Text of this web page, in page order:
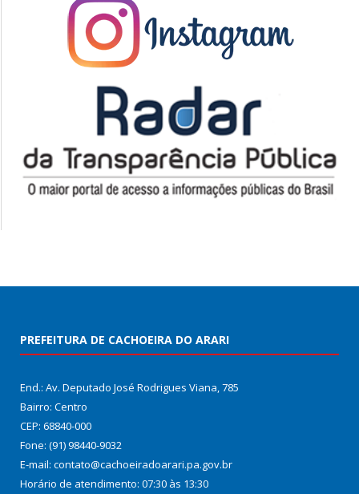
PREFEITURA DE CACHOEIRA DO ARARI
End.: Av. Deputado José Rodrigues Viana, 785
Bairro: Centro
CEP: 68840-000
Fone: (91) 98440-9032
E-mail: contato@cachoeiradoarari.pa.gov.br
Horário de atendimento: 07:30 às 13:30